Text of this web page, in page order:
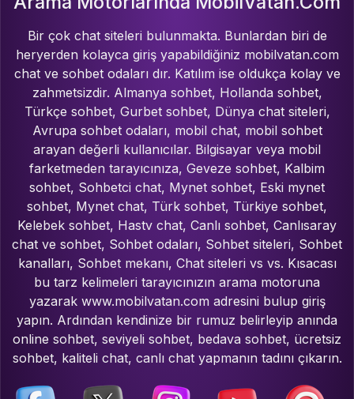
Bir çok chat siteleri bulunmakta. Bunlardan biri de
heryerden kolayca giriş yapabildiğiniz mobilvatan.com
chat ve sohbet odaları dır. Katılım ise oldukça kolay ve
zahmetsizdir. Almanya sohbet, Hollanda sohbet,
Türkçe sohbet, Gurbet sohbet, Dünya chat siteleri,
Avrupa sohbet odaları, mobil chat, mobil sohbet
arayan değerli kullanıcılar. Bilgisayar veya mobil
farketmeden tarayıcınıza, Geveze sohbet, Kalbim
sohbet, Sohbetci chat, Mynet sohbet, Eski mynet
sohbet, Mynet chat, Türk sohbet, Türkiye sohbet,
Kelebek sohbet, Hastv chat, Canlı sohbet, Canlısaray
chat ve sohbet, Sohbet odaları, Sohbet siteleri, Sohbet
kanalları, Sohbet mekanı, Chat siteleri vs vs. Kısacası
bu tarz kelimeleri tarayıcınızın arama motoruna
yazarak www.mobilvatan.com adresini bulup giriş
yapın. Ardından kendinize bir rumuz belirleyip anında
online sohbet, seviyeli sohbet, bedava sohbet, ücretsiz
sohbet, kaliteli chat, canlı chat yapmanın tadını çıkarın.